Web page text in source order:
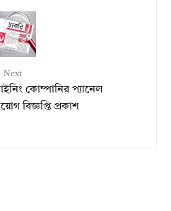
Next
কোম্পানির প্যানেল
বিজ্ঞপ্তি প্রকাশ